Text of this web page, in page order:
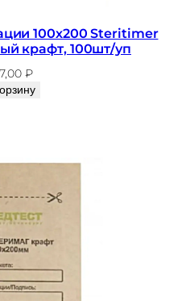
100х200 Steritimer
крафт, 100шт/уп
₽